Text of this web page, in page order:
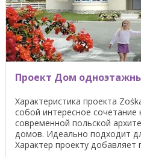
Проект Дом
Характеристика проекта
собой интересное сочетание
современной польской
домов. Идеально подходит
Характер проекту добавляет